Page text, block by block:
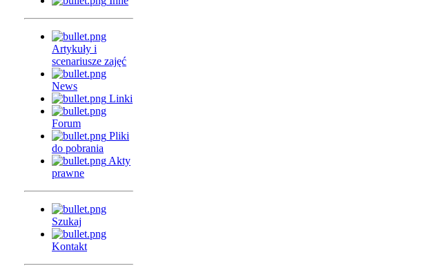
Artykuły i
scenariusze zajęć
News
Linki
Forum
Pliki
do pobrania
Akty
prawne
Szukaj
Kontakt